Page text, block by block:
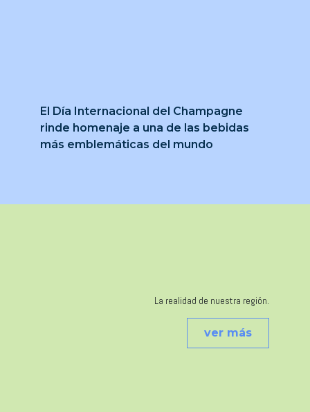
El Día Internacional del Champagne
rinde homenaje a una de las bebidas
más emblemáticas del mundo
La realidad de nuestra región.
ver más